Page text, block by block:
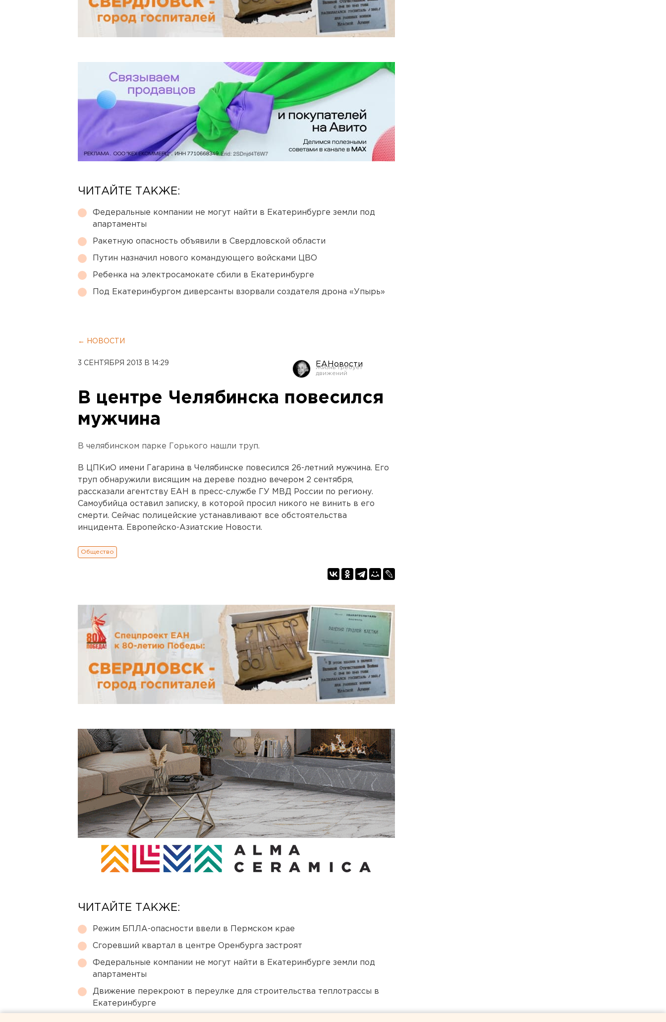
ЧИТАЙТЕ ТАКЖЕ:
Федеральные компании не могут найти в Екатеринбурге земли под
апартаменты
Ракетную опасность объявили в Свердловской области
Путин назначил нового командующего войсками ЦВО
Ребенка на электросамокате сбили в Екатеринбурге
Под Екатеринбургом диверсанты взорвали создателя дрона «Упырь»
← НОВОСТИ
3 СЕНТЯБРЯ 2013 В 14:29 ЕАНовости
В центре Челябинска повесился
мужчина
В челябинском парке Горького нашли труп.
В ЦПКиО имени Гагарина в Челябинске повесился 26-летний мужчина. Его
труп обнаружили висящим на дереве поздно вечером 2 сентября,
рассказали агентству ЕАН в пресс-службе ГУ МВД России по региону.
Самоубийца оставил записку, в которой просил никого не винить в его
смерти. Сейчас полицейские устанавливают все обстоятельства
инцидента. Европейско-Азиатские Новости.
Общество
ЧИТАЙТЕ ТАКЖЕ:
Режим БПЛА-опасности ввели в Пермском крае
Сгоревший квартал в центре Оренбурга застроят
Федеральные компании не могут найти в Екатеринбурге земли под
апартаменты
Движение перекроют в переулке для строительства теплотрассы в
Екатеринбурге